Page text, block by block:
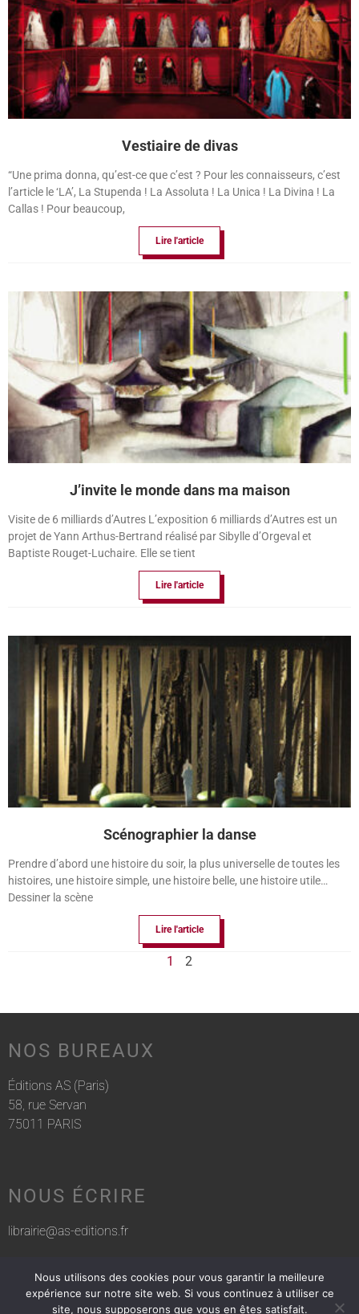
Vestiaire de divas
“Une prima donna, qu’est-ce que c’est ? Pour les connaisseurs, c’est
l’article le ‘LA’, La Stupenda ! La Assoluta ! La Unica ! La Divina ! La
Callas ! Pour beaucoup,
Lire l'article
J’invite le monde dans ma maison
Visite de 6 milliards d’Autres L’exposition 6 milliards d’Autres est un
projet de Yann Arthus-Bertrand réalisé par Sibylle d’Orgeval et
Baptiste Rouget-Luchaire. Elle se tient
Lire l'article
Scénographier la danse
Prendre d’abord une histoire du soir, la plus universelle de toutes les
histoires, une histoire simple, une histoire belle, une histoire utile…
Dessiner la scène
Lire l'article
1 2
NOS BUREAUX
Éditions AS (Paris)
58, rue Servan
75011 PARIS
NOUS ÉCRIRE
librairie@as-editions.fr
NOUS APPELER
Nous utilisons des cookies pour vous garantir la meilleure
expérience sur notre site web. Si vous continuez à utiliser ce
site, nous supposerons que vous en êtes satisfait.